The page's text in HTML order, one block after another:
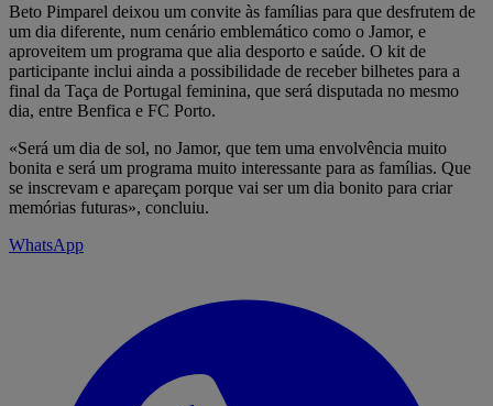
Beto Pimparel deixou um convite às famílias para que desfrutem de
um dia diferente, num cenário emblemático como o Jamor, e
aproveitem um programa que alia desporto e saúde. O kit de
participante inclui ainda a possibilidade de receber bilhetes para a
final da Taça de Portugal feminina, que será disputada no mesmo
dia, entre Benfica e FC Porto.
«Será um dia de sol, no Jamor, que tem uma envolvência muito
bonita e será um programa muito interessante para as famílias. Que
se inscrevam e apareçam porque vai ser um dia bonito para criar
memórias futuras», concluiu.
WhatsApp